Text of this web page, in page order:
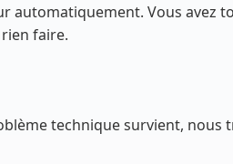
automatiquement. Vous avez
faire.
technique survient, nous